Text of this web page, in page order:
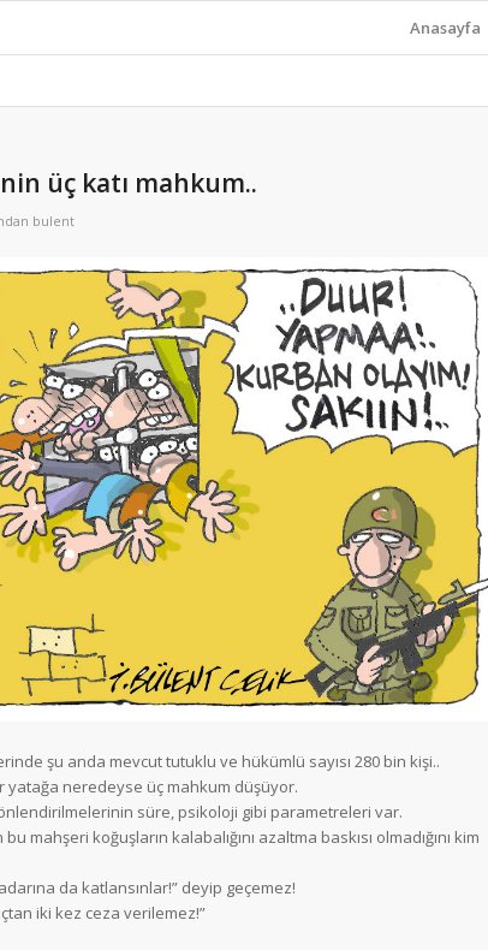
Anasayfa
üç katı mahkum..
bulent
şu anda mevcut tutuklu ve hükümlü sayısı 280 bin kişi..
yatağa neredeyse üç mahkum düşüyor.
süre, psikoloji gibi parametreleri var.
mahşeri koğuşların kalabalığını azaltma baskısı olmadığını kim
da katlansınlar!” deyip geçemez!
iki kez ceza verilemez!”